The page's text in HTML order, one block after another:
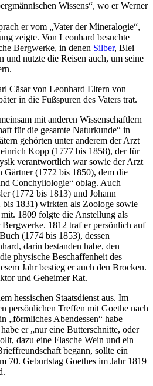
Wissens“, wo er Werner
er vom „Vater der Mineralogie“,
zeigte. Von Leonhard besuchte
Bergwerke, in denen Silber, Blei
und nutzte die Reisen auch, um seine
Cäsar von Leonhard Eltern von
in die Fußspuren des Vaters trat.
mit anderen Wissenschaftlern
für die gesamte Naturkunde“ in
gehörten unter anderem der Arzt
Kopp (1777 bis 1858), der für
verantwortlich war sowie der Arzt
(1772 bis 1850), dem die
Conchyliologie“ oblag. Auch
(1772 bis 1813) und Johann
1831) wirkten als Zoologe sowie
1809 folgte die Anstellung als
1812 traf er persönlich auf
(1774 bis 1853), dessen
darin bestanden habe, den
physische Beschaffenheit des
Jahr bestieg er auch den Brocken.
und Geheimer Rat.
hessischen Staatsdienst aus. Im
persönlichen Treffen mit Goethe nach
„förmliches Abendessen“ habe
er „nur eine Butterschnitte, oder
dazu eine Flasche Wein und ein
begann, sollte ein
70. Geburtstag Goethes im Jahr 1819